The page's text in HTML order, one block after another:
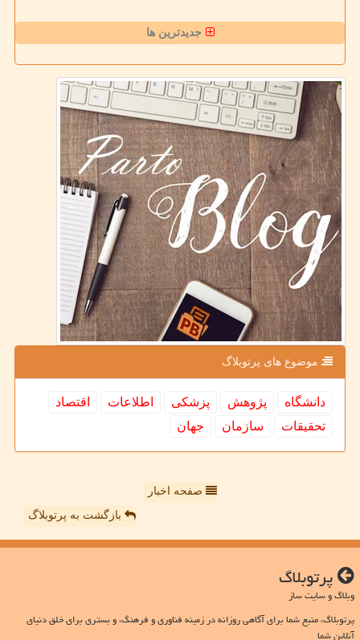
جدیدترین ها
موضوع های پرتوبلاگ
دانشگاه پژوهش پزشكی اطلاعات
اقتصاد
تحقیقات
سازمان جهان
صفحه اخبار
بازگشت به پرتوبلاگ
پرتوبلاگ
وبلاگ و سایت ساز
پرتوبلاگ، منبع شما برای آگاهی روزانه در زمینه فناوری و فرهنگ، و بستری برای خلق دنیای
آنلاین شما